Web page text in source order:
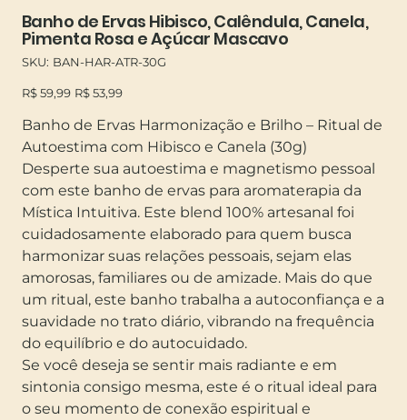
Banho de Ervas Hibisco, Calêndula, Canela,
Pimenta Rosa e Açúcar Mascavo
SKU: SKU
BAN-
ATR-
30G
BAN-HAR-ATR-30G
Preço
original
R$ 59,99 Preço
promocional
R$ 53,99
Banho de Ervas Harmonização e Brilho – Ritual de
Autoestima com Hibisco e Canela (30g)
Desperte sua autoestima e magnetismo pessoal
com este banho de ervas para aromaterapia da
Mística Intuitiva. Este blend 100% artesanal foi
cuidadosamente elaborado para quem busca
harmonizar suas relações pessoais, sejam elas
amorosas, familiares ou de amizade. Mais do que
um ritual, este banho trabalha a autoconfiança e a
suavidade no trato diário, vibrando na frequência
do equilíbrio e do autocuidado.
Se você deseja se sentir mais radiante e em
sintonia consigo mesma, este é o ritual ideal para
o seu momento de conexão espiritual e